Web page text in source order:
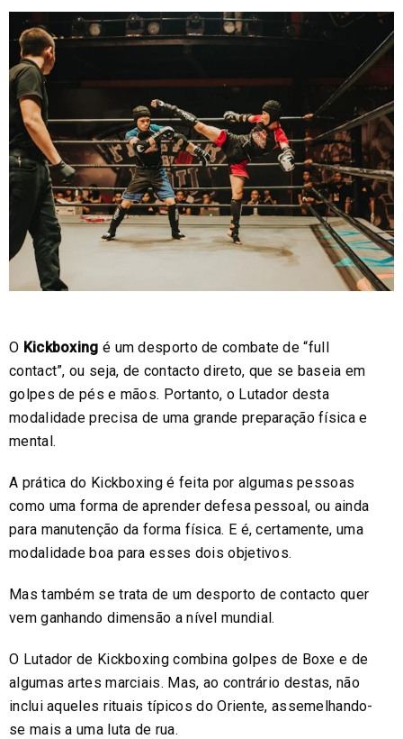
O Kickboxing é um desporto de combate de “full
contact”, ou seja, de contacto direto, que se baseia em
golpes de pés e mãos. Portanto, o Lutador desta
modalidade precisa de uma grande preparação física e
mental.
A prática do Kickboxing é feita por algumas pessoas
como uma forma de aprender defesa pessoal, ou ainda
para manutenção da forma física. E é, certamente, uma
modalidade boa para esses dois objetivos.
Mas também se trata de um desporto de contacto quer
vem ganhando dimensão a nível mundial.
O Lutador de Kickboxing combina golpes de Boxe e de
algumas artes marciais. Mas, ao contrário destas, não
inclui aqueles rituais típicos do Oriente, assemelhando-
se mais a uma luta de rua.